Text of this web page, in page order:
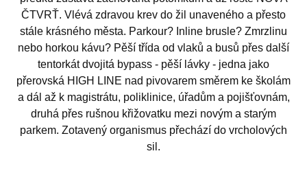
ČTVRŤ. Vlévá zdravou krev do žil unaveného a přesto
stále krásného města. Parkour? Inline brusle? Zmrzlinu
nebo horkou kávu? Pěší třída od vlaků a busů přes další
tentorkát dvojitá bypass - pěší lávky - jedna jako
přerovská HIGH LINE nad pivovarem směrem ke školám
a dál až k magistrátu, poliklinice, úřadům a pojišťovnám,
druhá přes rušnou křižovatku mezi novým a starým
parkem. Zotavený organismus přechází do vrcholových
sil.